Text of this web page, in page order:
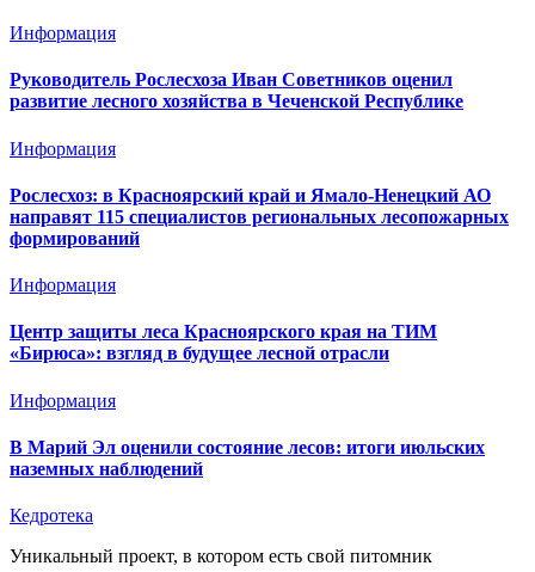
Информация
Руководитель Рослесхоза Иван Советников оценил
развитие лесного хозяйства в Чеченской Республике
Информация
Рослесхоз: в Красноярский край и Ямало-Ненецкий АО
направят 115 специалистов региональных лесопожарных
формирований
Информация
Центр защиты леса Красноярского края на ТИМ
«Бирюса»: взгляд в будущее лесной отрасли
Информация
В Марий Эл оценили состояние лесов: итоги июльских
наземных наблюдений
Кедротека
Уникальный проект, в котором есть свой питомник